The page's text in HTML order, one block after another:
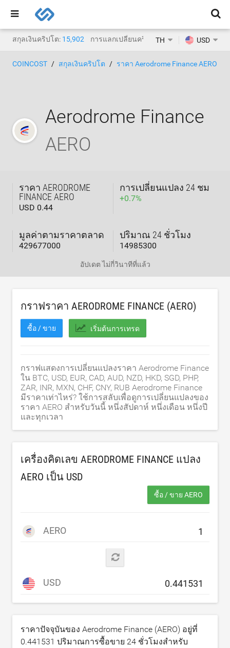
สกุลเงินคริปโต: 15,902 การแลกเปลี่ยนคริปโต:1,468
TH USD
COINCOST สกุลเงินคริปโต ราคา Aerodrome Finance AERO
Aerodrome Finance
AERO
ราคา AERODROME
FINANCE AERO
USD 0.44
การเปลี่ยนแปลง 24 ชม
+0.7%
มูลค่าตามราคาตลาด
429677000
ปริมาณ 24 ชั่วโมง
14985300
อัปเดตไม่กี่วินาทีที่แล้ว
กราฟราคา AERODROME FINANCE (AERO)
ซื้อ / ขาย เริ่มต้นการเทรด
กราฟแสดงการเปลี่ยนแปลงราคา Aerodrome Finance
ใน BTC, USD, EUR, CAD, AUD, NZD, HKD, SGD, PHP,
ZAR, INR, MXN, CHF, CNY, RUB Aerodrome Finance
มีราคาเท่าไหร่? ใช้การสลับเพื่อดูการเปลี่ยนแปลงของ
ราคา AERO สำหรับวันนี้ หนึ่งสัปดาห์ หนึ่งเดือน หนึ่งปี
และทุกเวลา
เครื่องคิดเลข AERODROME FINANCE แปลง
AERO เป็น USD
ซื้อ / ขาย AERO
AERO
USD
ราคาปัจจุบันของ Aerodrome Finance (AERO) อยู่ที่
0.441531 ปริมาณการซื้อขาย 24 ชั่วโมงสำหรับ